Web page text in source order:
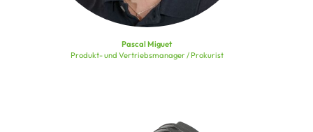
Pascal Miguet
Produkt- und Vertriebsmanager / Prokurist